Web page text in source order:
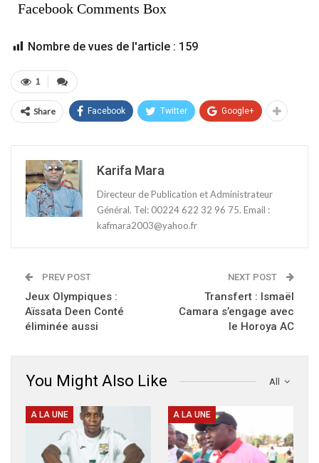
Facebook Comments Box
Nombre de vues de l'article : 159
1
Share Facebook Twitter Google+
Karifa Mara
Directeur de Publication et Administrateur
Général. Tel: 00224 622 32 96 75. Email :
kafmara2003@yahoo.fr
PREV POST
Jeux Olympiques :
Aïssata Deen Conté
éliminée aussi
NEXT POST
Transfert : Ismaël
Camara s’engage avec
le Horoya AC
All
You Might Also Like
A LA UNE A LA UNE